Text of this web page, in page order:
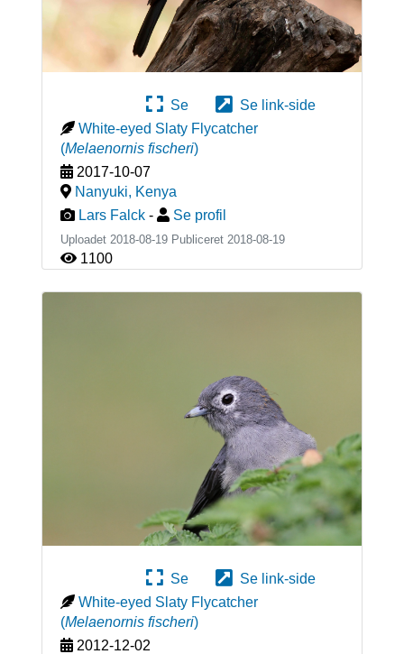
Se
Se link-side
White-eyed Slaty Flycatcher
(Melaenornis fischeri)
2017-10-07
Nanyuki, Kenya
Lars Falck - Se profil
Uploadet 2018-08-19 Publiceret 2018-08-19
1100
Se
Se link-side
White-eyed Slaty Flycatcher
(Melaenornis fischeri)
2012-12-02